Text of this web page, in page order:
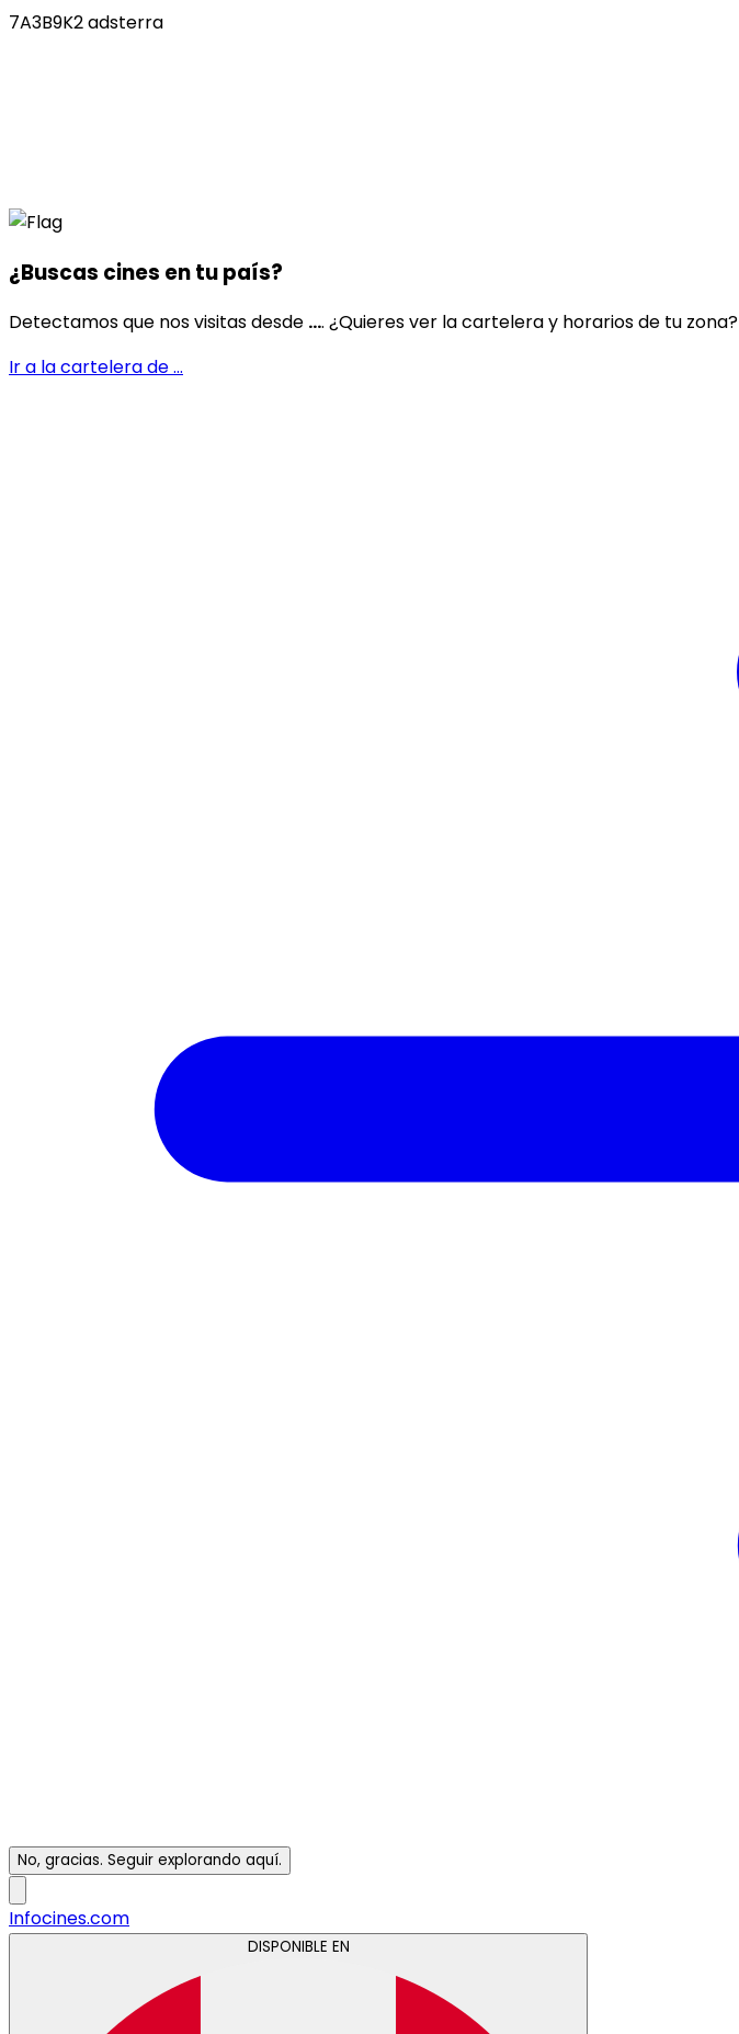
7A3B9K2 adsterra
¿Buscas cines entu país?
Detectamos que nos visitas desde .... ¿Quieres ver la cartelera y horarios de tu zona?
Ir a la cartelera de...
No, gracias. Seguir explorando aquí.
Infocines.com
DISPONIBLE EN